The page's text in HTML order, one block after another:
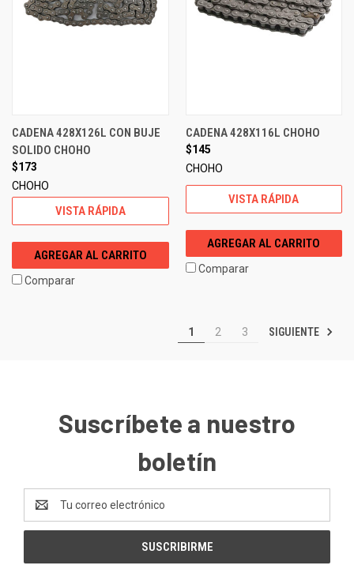
CADENA 428X126L CON BUJE
SOLIDO CHOHO
$173
CHOHO
VISTA RÁPIDA
AGREGAR AL CARRITO
Comparar
CADENA 428X116L CHOHO
$145
CHOHO
VISTA RÁPIDA
AGREGAR AL CARRITO
Comparar
1 2 3 SIGUIENTE
Suscríbete a nuestro
boletín
de
correo